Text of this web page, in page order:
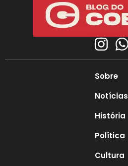
Sobre
Notícias
História
Política
Cultura